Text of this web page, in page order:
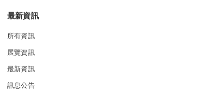
最新資訊
所有資訊
展覽資訊
最新資訊
訊息公告